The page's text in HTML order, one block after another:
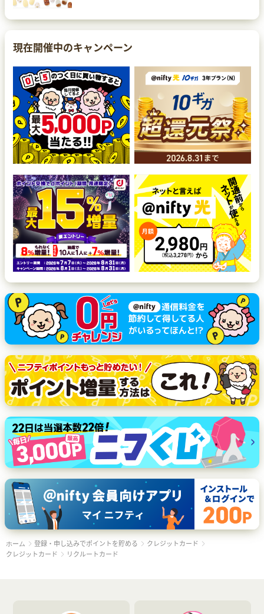
現在開催中のキャンペーン
ホーム 登録・申し込みでポイントを貯める
クレジットカード
クレジットカード
リクルートカード